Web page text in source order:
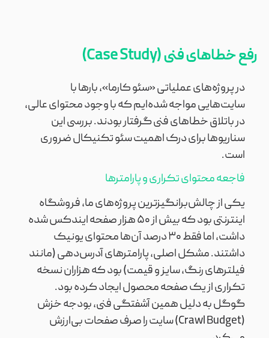
رفع خطاهای فنی (Case Study)
در پروژه‌های عملیاتی «سئو کارما»، بارها با
سایت‌هایی مواجه شده‌ایم که با وجود محتوای عالی،
در باتلاق خطاهای فنی گرفتار بودند. بررسی این
سناریوها برای درک اهمیت سئو تکنیکال ضروری
است.
فاجعه محتوای تکراری و پارامترها
یکی از چالش‌برانگیزترین پروژه‌های ما، فروشگاه
اینترنتی بود که بیش از ۵۰ هزار صفحه ایندکس شده
داشت، اما فقط ۳۰ درصد آن‌ها محتوای یونیک
داشتند. مشکل اصلی، پارامترهای آدرس‌دهی (مانند
فیلترهای رنگ، سایز و قیمت) بود که هزاران نسخه
تکراری از یک صفحه محصول ایجاد کرده بود.
گوگل به دلیل همین آشفتگی فنی، بودجه خزش
(Crawl Budget) سایت را صرف صفحات بی‌ارزش